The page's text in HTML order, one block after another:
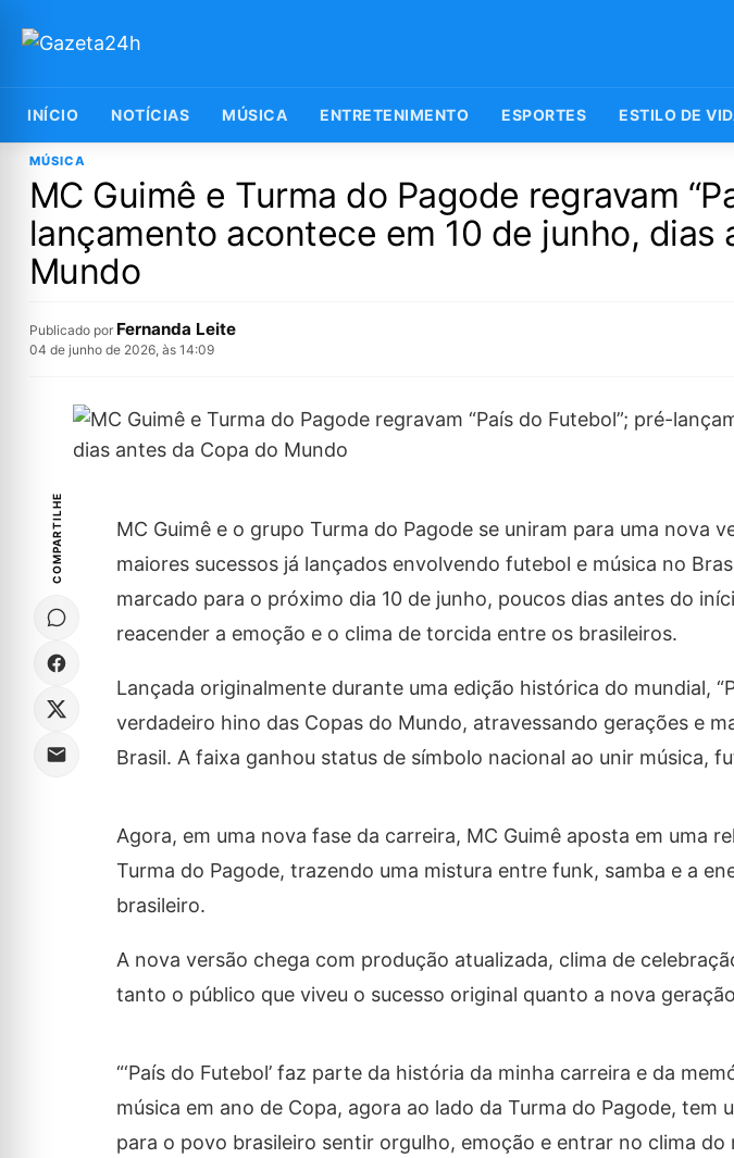
INÍCIO NOTÍCIAS MÚSICA ENTRETENIMENTO ESPORTES ESTILO DE
MÚSICA
MC Guimê e Turma do Pagode regravam
lançamento acontece em 10 de junho, dias
Mundo
Publicado por Fernanda Leite
04 de junho de 2026, às 14:09
COMPARTILHE
MC Guimê e o grupo Turma do Pagode se uniram para uma nova
maiores sucessos já lançados envolvendo futebol e música no
marcado para o próximo dia 10 de junho, poucos dias antes do
reacender a emoção e o clima de torcida entre os brasileiros.
Lançada originalmente durante uma edição histórica do mundial,
verdadeiro hino das Copas do Mundo, atravessando gerações e
Brasil. A faixa ganhou status de símbolo nacional ao unir música,
Agora, em uma nova fase da carreira, MC Guimê aposta em uma
Turma do Pagode, trazendo uma mistura entre funk, samba e a
brasileiro.
A nova versão chega com produção atualizada, clima de
tanto o público que viveu o sucesso original quanto a nova
“‘País do Futebol’ faz parte da história da minha carreira e da
música em ano de Copa, agora ao lado da Turma do Pagode, tem
para o povo brasileiro sentir orgulho, emoção e entrar no clima do